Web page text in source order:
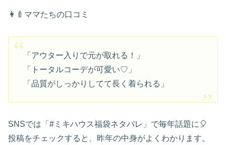
👩‍🍼ママたちの口コミ
「アウター入りで元が取れる！」
「トータルコーデが可愛い♡」
「品質がしっかりしてて長く着られる」
SNSでは「#ミキハウス福袋ネタバレ」で毎年話題に🎈
投稿をチェックすると、昨年の中身がよくわかります。